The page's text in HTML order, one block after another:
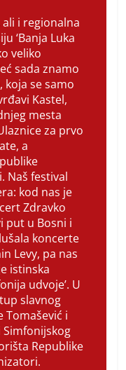
ali i regionalna
‘Banja Luka
veliko
sada znamo
koja se samo
Kastel,
mesta
za prvo
a
Naš festival
kod nas je
Zdravko
put u Bosni i
koncerte
Levy, pa nas
istinska
udvoje’. U
slavnog
Tomašević i
Simfonijskog
Republike